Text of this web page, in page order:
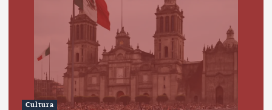
Cultura